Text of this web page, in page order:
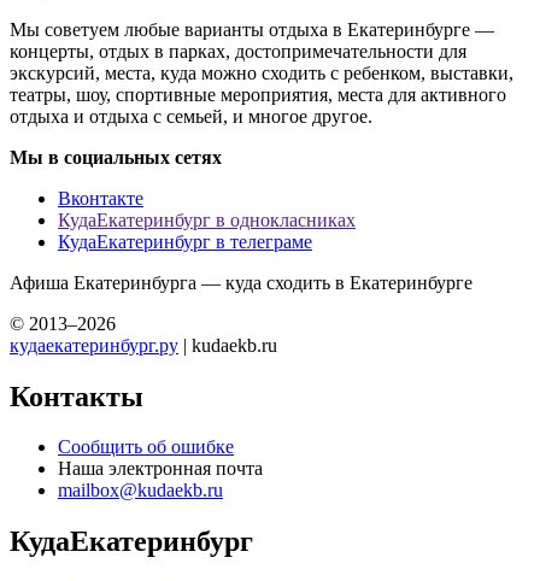
Мы советуем любые варианты отдыха в Екатеринбурге —
концерты, отдых в парках, достопримечательности для
экскурсий, места, куда можно сходить с ребенком, выставки,
театры, шоу, спортивные мероприятия, места для активного
отдыха и отдыха с семьей, и многое другое.
Мы в социальных сетях
Вконтакте
КудаЕкатеринбург в однокласниках
КудаЕкатеринбург в телеграме
Афиша Екатеринбурга — куда сходить в Екатеринбурге
© 2013–2026
кудаекатеринбург.ру | kudaekb.ru
Контакты
Сообщить об ошибке
Наша электронная почта
mailbox@kudaekb.ru
КудаЕкатеринбург